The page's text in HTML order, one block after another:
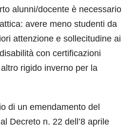
alunni/docente è necessario
avere meno studenti da
attenzione e sollecitudine ai
con certificazioni
rigido inverno per la
di un emendamento del
Decreto n. 22 dell’8 aprile